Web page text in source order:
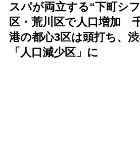
スパが両立する“下町シ
区・荒川区で人口増加
港の都心3区は頭打ち、
「人口減少区」に